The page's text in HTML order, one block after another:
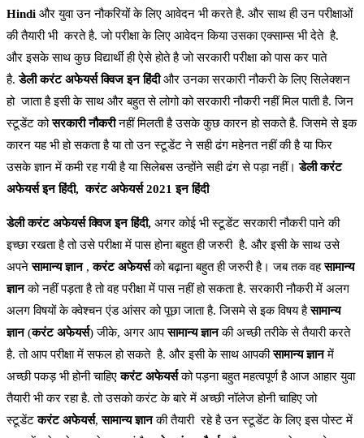
Hindi और युवा उन नौकरियों के लिए आवेदन भी करते है. और साथ ही उन परीक्षाओं
की तैयारी भी करते है. जो परीक्षा के लिए आवेदन किया उसका एक्साम्स भी देते है.
और इसके साथ कुछ विद्यार्थी ही ऐसे होते है जो सरकारी परीक्षा को पास कर पाते
है. डेली करंट अफेयर्स क्विज इन हिंदीऔर उनका सरकारी नौकरी के लिए सिलेक्शन
हो जाता है इसी के साथ और बहुत से लोगो को सरकारी नौकरी नहीं मिल पाती है. जिन
स्टूडेंट कोसरकारी नौकरीनहीं मिलती है उसके कुछ कारन हो सकते है. जिसमे से इक
कारन यह भी हो सकता है या तो उन स्टूडेंट ने सही ढंग महेनत नहीं की है या फिर
उसके ज्ञान में कमी रह गयी है या सिलेबस उन्होंने सही ढंग से पड़ा नहीं।डेली करंट
अफेयर्स इन हिंदी, करंट अफेयर्स 2021 इन हिंदी
डेली करंट अफेयर्स क्विज इन हिंदी, अगर कोई भी स्टूडेंट सरकारी नौकरी पाने की
इच्छा रखता है तो उसे परीक्षा में पास होना बहुत ही जरुरी है. और इसी के साथ उसे
अपनेसामान्य ज्ञान,करंट अफेयर्सको बढ़ाना बहुत ही जरुरी है। जब तक वहसामान्य
ज्ञानको नहीं पड़ता है तो वह परीक्षा में पास नहीं हो सकता है. सरकारी नौकरी में अलग
अलग विषयों के क्वेश्चन एंड आंसर को पूछा जाता है. जिसमे से इक विषय हैसामान्य
ज्ञान(करंट अफेयर्स) जीके, अगर आपसामान्य ज्ञानकी अच्छी तरीके से तैयारी करते
है. तो आप परीक्षा में सफल हो सकते है. और इसी के साथ आपकीसामान्य ज्ञानमें
अच्छी पकड़ भी होनी चाहिएकरंट अफेयर्सको पड़ना बहुत महत्वपूर्ण है आज आहार युवा
तैयारी भी कर रहा है. तो उसको करंट के बारे में अच्छी नॉलेज होनी चाहिए जो
स्टूडेंटकरंट अफेयर्स,सामान्य ज्ञानकी तैयारी रहे है उन स्टूडेंट के लिए इस पोस्ट में